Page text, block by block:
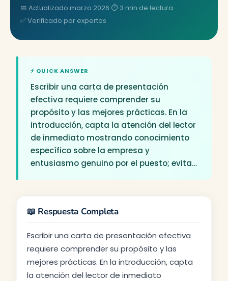
📅 Actualizado marzo 2026 ⏱ 3 min de lectura
✅ Verificado por expertos
Escribir una carta de presentación
efectiva requiere comprender su
propósito y las mejores prácticas. En la
introducción, capta la atención del lector
de inmediato mostrando conocimiento
específico sobre la empresa y
entusiasmo genuino por el puesto; evita…
📖 Respuesta Completa
Escribir una carta de presentación efectiva
requiere comprender su propósito y las
mejores prácticas. En la introducción, capta
la atención del lector de inmediato